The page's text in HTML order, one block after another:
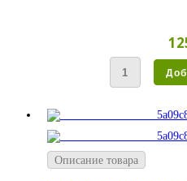
Описание товара